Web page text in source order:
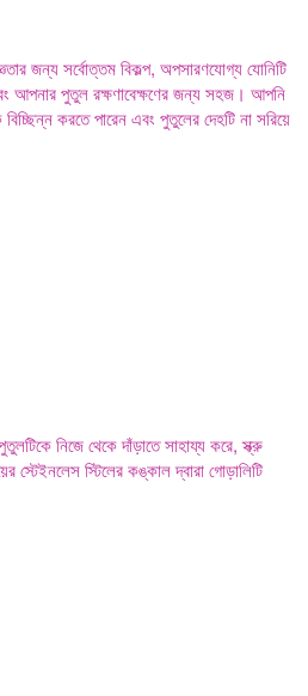
জন্য সর্বোত্তম বিকল্প, অপসারণযোগ্য যোনিটি
আপনার পুতুল রক্ষণাবেক্ষণের জন্য সহজ। আপনি
করতে পারেন এবং পুতুলের দেহটি না সরিয়ে
নিজে থেকে দাঁড়াতে সাহায্য করে, স্ক্রু
স্টেইনলেস স্টিলের কঙ্কাল দ্বারা গোড়ালিটি